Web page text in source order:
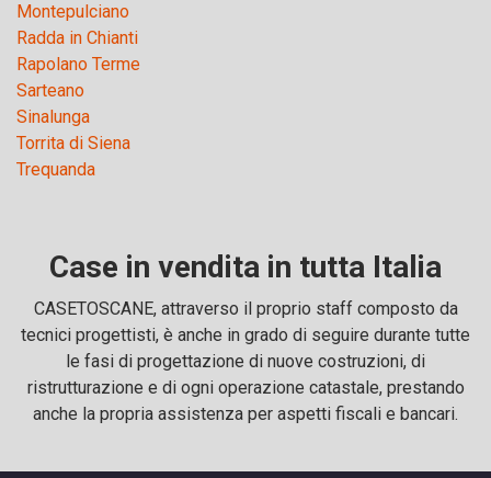
Montepulciano
Radda in Chianti
Rapolano Terme
Sarteano
Sinalunga
Torrita di Siena
Trequanda
Case in vendita in tutta Italia
CASETOSCANE, attraverso il proprio staff composto da
tecnici progettisti, è anche in grado di seguire durante tutte
le fasi di progettazione di nuove costruzioni, di
ristrutturazione e di ogni operazione catastale, prestando
anche la propria assistenza per aspetti fiscali e bancari.